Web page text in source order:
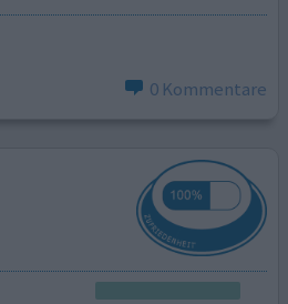
0 Kommentare